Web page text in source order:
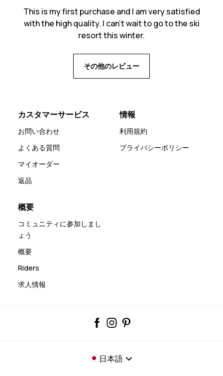
This is my first purchase and I am very satisfied
with the high quality. I can't wait to go to the ski
resort this winter.
その他のレビュー
カスタマーサービス
お問い合わせ
よくある質問
マイオーダー
返品
情報
利用規約
プライバシーポリシー
概要
コミュニティに参加しまし
ょう
概要
Riders
求人情報
日本語